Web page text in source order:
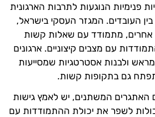
פנימיות הנוגעות לתרבות הארגונית
העובדים. המגזר העסקי בישראל,
אחרים, מתמודד עם שאלות קשות
עם מצבים קיצוניים. ארגונים
ולבנות אסטרטגיות שמסייעות
גם בתקופות קשות.
האתגרים המשתנים, יש לאמץ גישות
לשפר את יכולת ההתמודדות עם